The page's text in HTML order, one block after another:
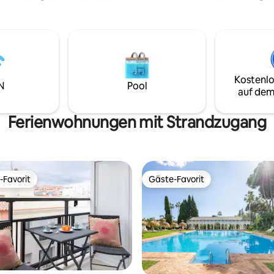
bietet ein tolles
Pool
auf
Ferienwohnungen mit Strandzugang
Gäste-Favorit.
Favorit Gäste-Favorit
Gäste-Favorit